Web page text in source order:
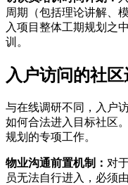
周期（包括理论讲解、
入项目整体工期规划之
训。
入户访问的社
与在线调研不同，入户
如何合法进入目标社区
规划的专项工作。
物业沟通前置机制： 对
员无法自行进入，必须